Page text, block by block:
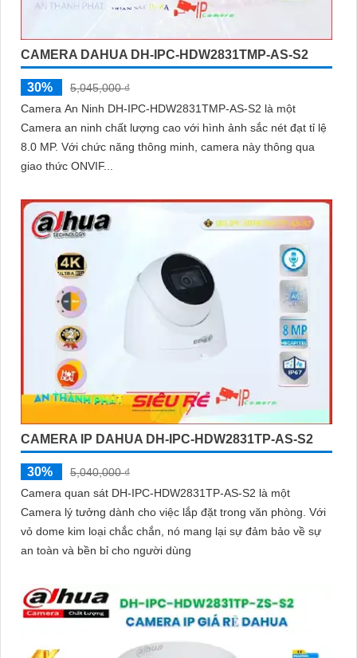
CAMERA DAHUA DH-IPC-HDW2831TMP-AS-S2
30%
5,045,000 ₫
Camera An Ninh DH-IPC-HDW2831TMP-AS-S2 là một
Camera an ninh chất lượng cao với hình ảnh sắc nét đạt tỉ lệ
8.0 MP. Với chức năng thông minh, camera này thông qua
giao thức ONVIF...
CAMERA IP DAHUA DH-IPC-HDW2831TP-AS-S2
30%
5,040,000 ₫
Camera quan sát DH-IPC-HDW2831TP-AS-S2 là một
Camera lý tưởng dành cho việc lắp đặt trong văn phòng. Với
vỏ dome kim loại chắc chắn, nó mang lại sự đảm bảo về sự
an toàn và bền bỉ cho người dùng